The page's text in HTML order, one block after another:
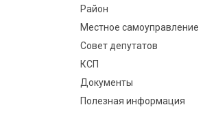
Район
Местное самоуправление
Совет депутатов
КСП
Документы
Полезная информация